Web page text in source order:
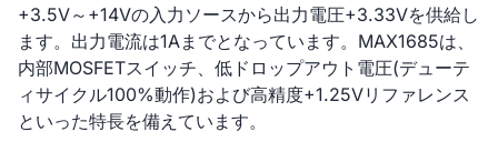
+3.5V～+14Vの入力ソースから出力電圧+3.33Vを供給し
ます。出力電流は1Aまでとなっています。MAX1685は、
内部MOSFETスイッチ、低ドロップアウト電圧(デューテ
ィサイクル100%動作)および高精度+1.25Vリファレンス
といった特長を備えています。